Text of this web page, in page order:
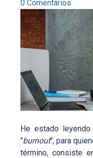
0 Comentarios
He estado
"burnout", para
término, consiste